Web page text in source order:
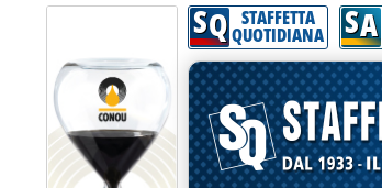
SQ STAFFETTA
QUOTIDIANA SA